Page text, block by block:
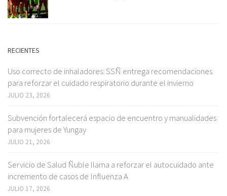
RECIENTES
Uso correcto de inhaladores: SSÑ entrega recomendaciones
para reforzar el cuidado respiratorio durante el invierno
JULIO 23, 2026
Subvención fortalecerá espacio de encuentro y manualidades
para mujeres de Yungay
JULIO 21, 2026
Servicio de Salud Ñuble llama a reforzar el autocuidado ante
incremento de casos de Influenza A
JULIO 17, 2026